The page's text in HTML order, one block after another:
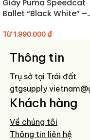
cà phê, thì đây là lựa chọn
Hướng dẫn bảo quản giày
Lau giày bằng khăn ẩm và
Không nên ngâm giày
Tránh để giày dưới ánh
Nên để giấy giữ form hoặc
Giày Puma Speedcat
Ballet “Black White” –
Từ1.990.000₫
Thông tin
Trụ sở tại Trái đất
Khách hàng
Về chúng tôi
Thông tin liên hệ